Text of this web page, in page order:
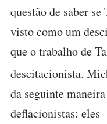
questão de saber
visto como um
que o trabalho de
descitacionista.
da seguinte
deflacionistas: eles